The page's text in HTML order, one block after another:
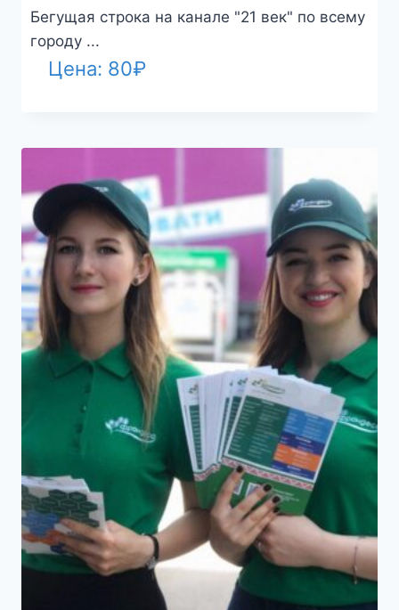
Бегущая строка на канале "21 век" по всему
городу ...
Цена: 80₽